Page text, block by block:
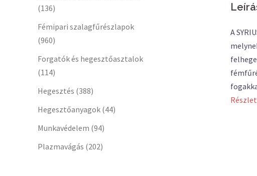
A
(136)
Fémipari szalagfűrészlapok
(960)
Forgatók és hegesztőasztalok
(114)
Hegesztés (388)
Hegesztőanyagok (44)
Munkavédelem (94)
Plazmavágás (202)